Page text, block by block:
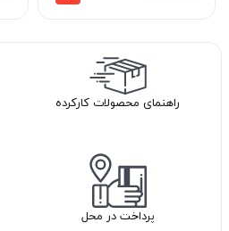
راهنمای محصولات کارکرده
پرداخت در محل